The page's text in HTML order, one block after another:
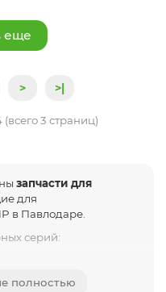
еще
> >|
(всего 3 страниц)
запчасти для
для
в Павлодаре.
серий:
полностью